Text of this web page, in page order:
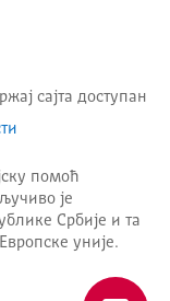
сајта доступан
помоћ
је
Србије и та
уније.